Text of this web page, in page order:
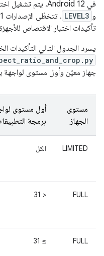
في Android 12، يتم تشغيل اختبار الاقتصاص للأجهزة
و LEVEL3
تأكيدات اختبار الاقتصاص للأجهزة
يسرد الجدول التالي التأكيدات
جهاز معيّن وأول مستوى لواجهة
مستوى
الجهاز
أول مستوى
برمجة
LIMITED الكل
FULL
< 31
FULL
≥ 31